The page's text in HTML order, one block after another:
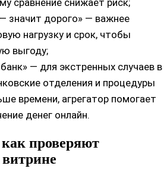
значит дорого» — важнее
нагрузку и срок, чтобы
выгоду;
— для экстренных случаев в
отделения и процедуры
времени, агрегатор помогает
денег онлайн.
проверяют